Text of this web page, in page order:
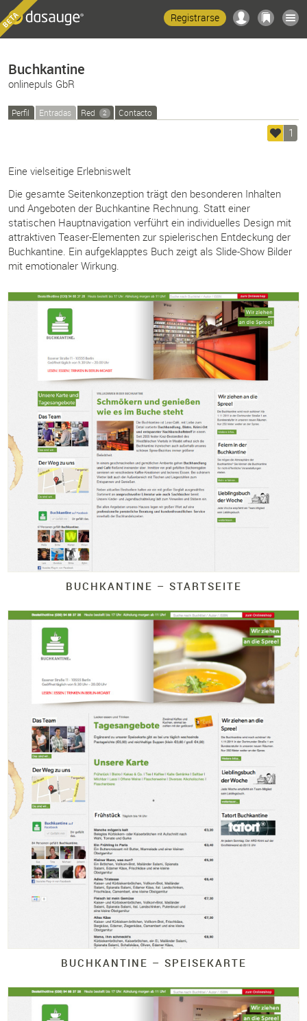
Registrarse
Buchkantine
onlinepuls GbR
Perfil Entradas Red 2 Contacto
1
Eine vielseitige Erlebniswelt
Die gesamte Seitenkonzeption trägt den besonderen Inhalten
und Angeboten der Buchkantine Rechnung. Statt einer
statischen Hauptnavigation verführt ein individuelles Design mit
attraktiven Teaser-Elementen zur spielerischen Entdeckung der
Buchkantine. Ein aufgeklapptes Buch zeigt als Slide-Show Bilder
mit emotionaler Wirkung.
BUCHKANTINE – STARTSEITE
BUCHKANTINE – SPEISEKARTE